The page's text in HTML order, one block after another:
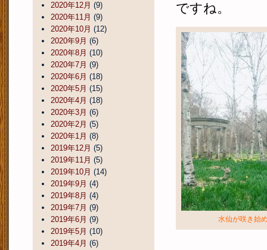
ですね。
水仙が咲き始
2020年12月 (9)
2020年11月 (9)
2020年10月 (12)
2020年9月 (6)
2020年8月 (10)
2020年7月 (9)
2020年6月 (18)
2020年5月 (15)
2020年4月 (18)
2020年3月 (6)
2020年2月 (5)
2020年1月 (8)
2019年12月 (5)
2019年11月 (5)
2019年10月 (14)
2019年9月 (4)
2019年8月 (4)
2019年7月 (9)
2019年6月 (9)
2019年5月 (10)
2019年4月 (6)